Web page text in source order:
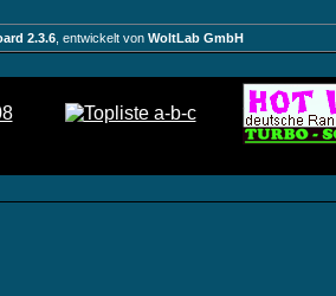
2.3.6 , entwickelt von WoltLab GmbH